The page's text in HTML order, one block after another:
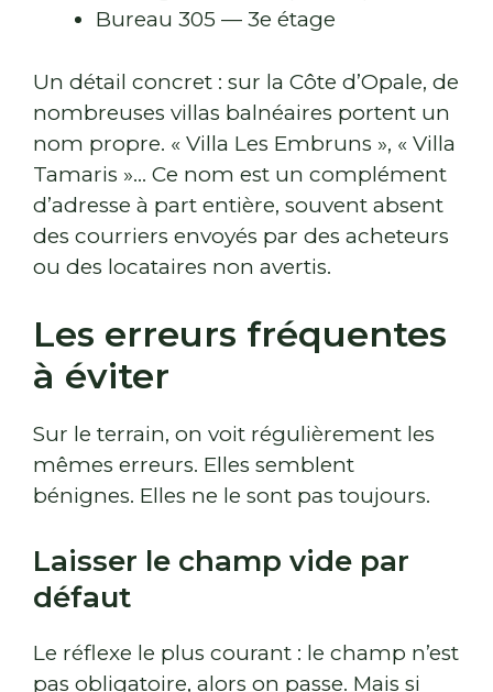
Bureau 305 — 3e étage
Un détail concret : sur la Côte d’Opale, de
nombreuses villas balnéaires portent un
nom propre. « Villa Les Embruns », « Villa
Tamaris »… Ce nom est un complément
d’adresse à part entière, souvent absent
des courriers envoyés par des acheteurs
ou des locataires non avertis.
Les erreurs fréquentes
à éviter
Sur le terrain, on voit régulièrement les
mêmes erreurs. Elles semblent
bénignes. Elles ne le sont pas toujours.
Laisser le champ vide par
défaut
Le réflexe le plus courant : le champ n’est
pas obligatoire, alors on passe. Mais si